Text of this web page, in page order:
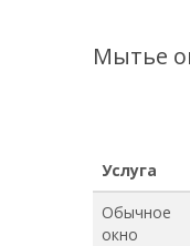
Мытье
Услуга
Обычное
окно